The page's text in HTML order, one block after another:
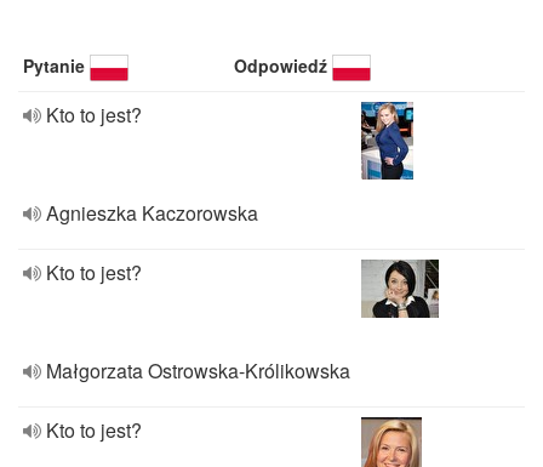
Pytanie Odpowiedź
Kto to jest?
Agnieszka Kaczorowska
Kto to jest?
Małgorzata Ostrowska-Królikowska
Kto to jest?